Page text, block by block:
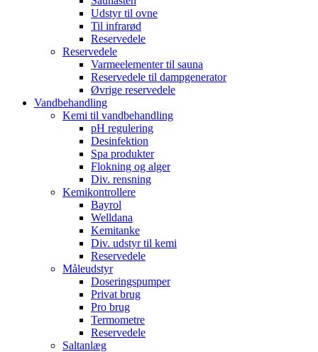
Udstyr til ovne
Til infrarød
Reservedele
Reservedele
Varmeelementer til sauna
Reservedele til dampgenerator
Øvrige reservedele
Vandbehandling
Kemi til vandbehandling
pH regulering
Desinfektion
Spa produkter
Flokning og alger
Div. rensning
Kemikontrollere
Bayrol
Welldana
Kemitanke
Div. udstyr til kemi
Reservedele
Måleudstyr
Doseringspumper
Privat brug
Pro brug
Termometre
Reservedele
Saltanlæg